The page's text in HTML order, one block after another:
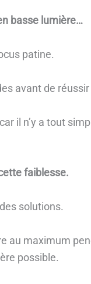
basse lumière…
patine.
avant de
il n’y a tout
faiblesse.
solutions.
au maximum
possible.